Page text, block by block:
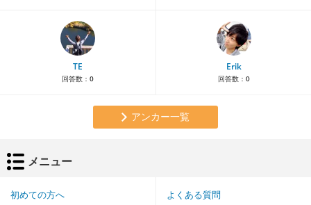
TE
回答数： 0
Erik
回答数： 0
アンカー一覧
メニュー
初めての方へ よくある質問